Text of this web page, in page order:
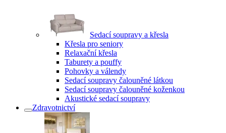
Sedací soupravy a křesla
Křesla pro seniory
Relaxační křesla
Taburety a pouffy
Pohovky a válendy
Sedací soupravy čalouněné látkou
Sedací soupravy čalouněné koženkou
Akustické sedací soupravy
Zdravotnictví